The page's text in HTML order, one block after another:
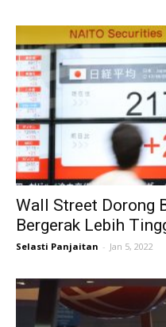
Wall Street Dorong
Bergerak Lebih
Selasti Panjaitan - Jan 5, 2022